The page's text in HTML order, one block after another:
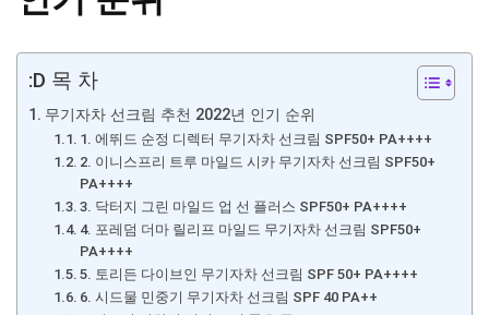
:D 목 차
무기자차 선크림 추천 2022년 인기 순위
1. 에뛰드 순정 디렉터 무기자차 선크림 SPF50+ PA++++
2. 이니스프리 트루 마일드 시카 무기자차 선크림 SPF50+
PA++++
3. 닥터지 그린 마일드 업 선 플러스 SPF50+ PA++++
4. 포레덤 더마 릴리프 마일드 무기자차 선크림 SPF50+
PA++++
5. 토리든 다이브인 무기자차 선크림 SPF 50+ PA++++
6. 시드물 민중기 무기자차 선크림 SPF 40 PA++